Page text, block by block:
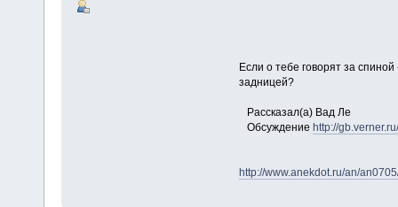
Если о тебе говорят за
задницей?
Рассказал(a) Вад Ле
Обсуждение http://
http://www.anekdot.ru/an/